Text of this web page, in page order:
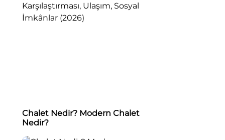
Chalet Nedir? Modern Chalet
Nedir?